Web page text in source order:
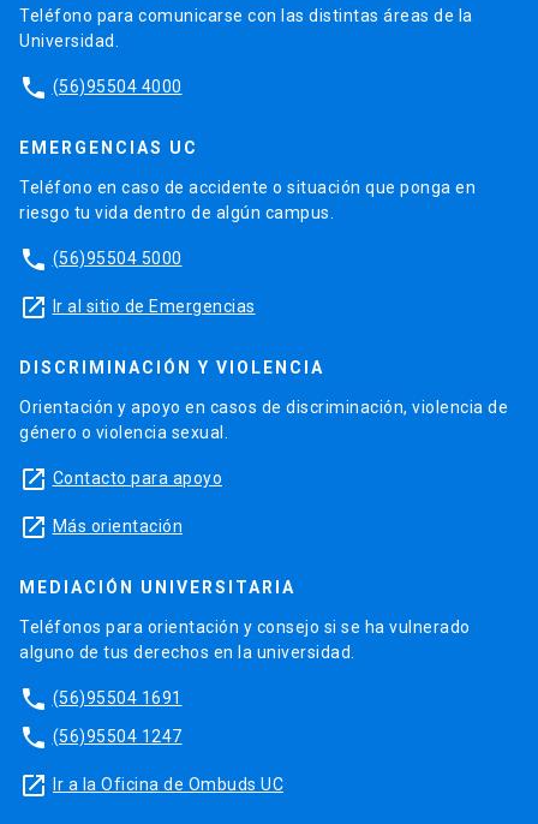
Teléfono para comunicarse con las distintas áreas de la
Universidad.
phone (56)95504 4000
EMERGENCIAS UC
Teléfono en caso de accidente o situación que ponga en
riesgo tu vida dentro de algún campus.
phone (56)95504 5000
launch Ir al sitio de Emergencias
DISCRIMINACIÓN Y VIOLENCIA
Orientación y apoyo en casos de discriminación, violencia de
género o violencia sexual.
launch Contacto para apoyo
launch Más orientación
MEDIACIÓN UNIVERSITARIA
Teléfonos para orientación y consejo si se ha vulnerado
alguno de tus derechos en la universidad.
phone (56)95504 1691
phone (56)95504 1247
launch Ir a la Oficina de Ombuds UC